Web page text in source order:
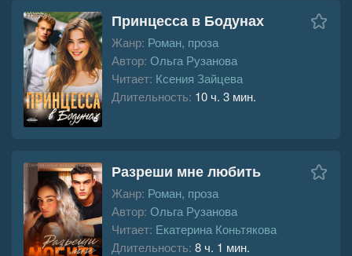
Принцесса в Бодунах
Жанр: Роман, проза
Автор: Ольга Рузанова
Читает: Ксения Зайцева
Длительность: 10 ч. 3 мин.
Разреши мне любить
Жанр: Роман, проза
Автор: Ольга Рузанова
Читает: Екатерина Коньтякова
Длительность: 8 ч. 1 мин.